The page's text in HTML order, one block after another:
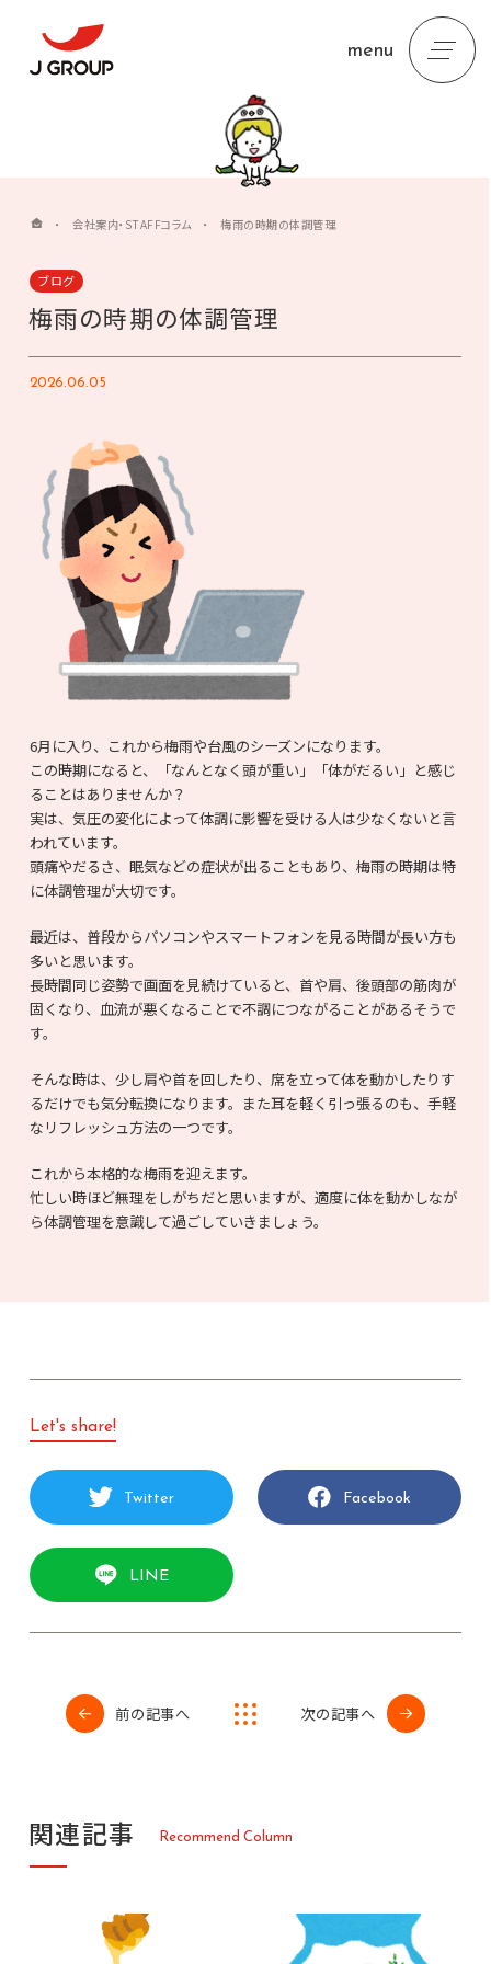
menu
・会社案内・STAFFコラム ・梅雨の時期の体調管理
ブログ
梅雨の時期の体調管理
2026.06.05
6月に入り、これから梅雨や台風のシーズンになります。
この時期になると、「なんとなく頭が重い」「体がだるい」と感じ
ることはありませんか？
実は、気圧の変化によって体調に影響を受ける人は少なくないと言
われています。
頭痛やだるさ、眠気などの症状が出ることもあり、梅雨の時期は特
に体調管理が大切です。
最近は、普段からパソコンやスマートフォンを見る時間が長い方も
多いと思います。
長時間同じ姿勢で画面を見続けていると、首や肩、後頭部の筋肉が
固くなり、血流が悪くなることで不調につながることがあるそうで
す。
そんな時は、少し肩や首を回したり、席を立って体を動かしたりす
るだけでも気分転換になります。また耳を軽く引っ張るのも、手軽
なリフレッシュ方法の一つです。
これから本格的な梅雨を迎えます。
忙しい時ほど無理をしがちだと思いますが、適度に体を動かしなが
ら体調管理を意識して過ごしていきましょう。
Let's share!
Twitter Facebook
LINE
前の記事へ 次の記事へ
関連記事 Recommend Co lumn